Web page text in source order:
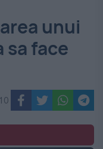
unui
face